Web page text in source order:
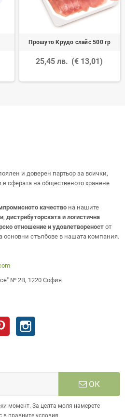
Прошуто Крудо слайс 500 гр
25,45 лв. (€ 13,01)
и доверен партьор за всички,
сферата на общественото хранене
качество на нашите
, дистрибуторската и логистична
отношение и удовлетвореност от
основни стълбове в нашата компания.
№ 2В, 1220 София
Pinterest
ОК
момент. За целта моля намерете
в правните условия.